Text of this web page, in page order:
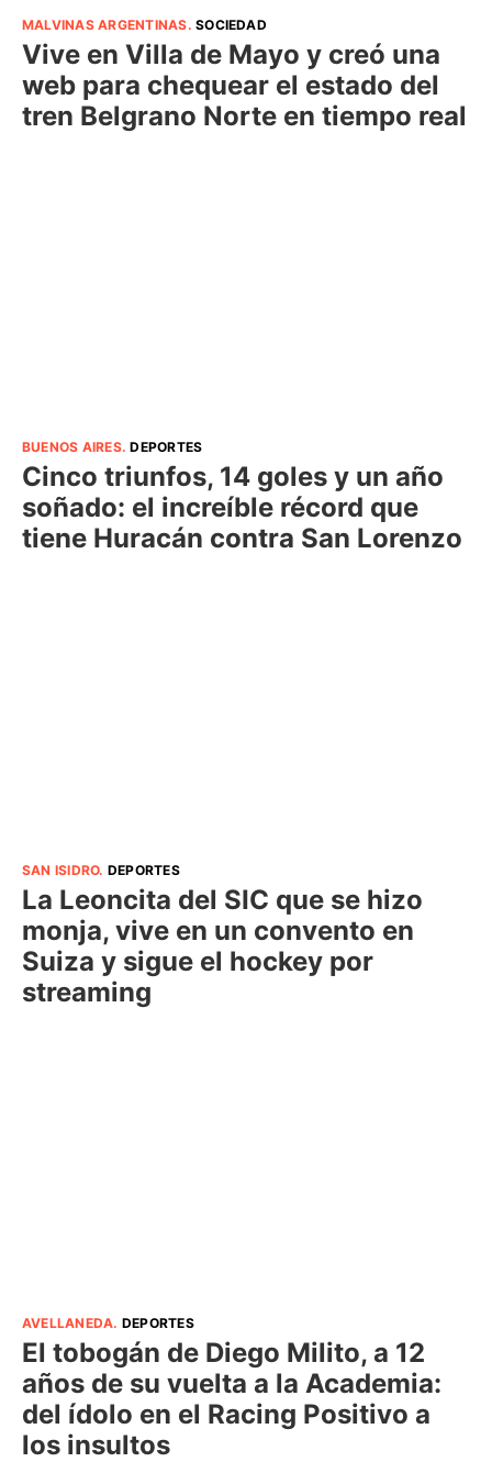
MALVINAS ARGENTINAS.SOCIEDAD
Vive en Villa de Mayo y creó una
web para chequear el estado del
tren Belgrano Norte en tiempo real
BUENOS AIRES.DEPORTES
Cinco triunfos, 14 goles y un año
soñado: el increíble récord que
tiene Huracán contra San Lorenzo
SAN ISIDRO. DEPORTES
La Leoncita del SIC que se hizo
monja, vive en un convento en
Suiza y sigue el hockey por
streaming
AVELLANEDA. DEPORTES
El tobogán de Diego Milito, a 12
años de su vuelta a la Academia:
del ídolo en el Racing Positivo a
los insultos